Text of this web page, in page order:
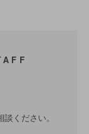
ください。